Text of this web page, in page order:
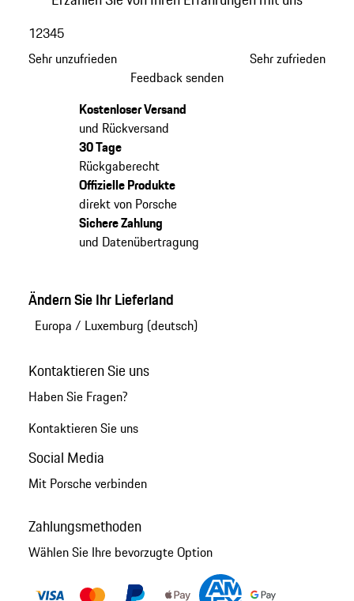
Sehr unzufrieden
12345
Sehr zufrieden
Feedback senden
Kostenloser Versand
und Rückversand
30 Tage
Rückgaberecht
Offizielle Produkte
direkt von Porsche
Sichere Zahlung
und Datenübertragung
Ändern Sie Ihr Lieferland
Europa / Luxemburg (deutsch)
Kontaktieren Sie uns
Haben Sie Fragen?
Kontaktieren Sie uns
Social Media
Mit Porsche verbinden
Zahlungsmethoden
Wählen Sie Ihre bevorzugte Option